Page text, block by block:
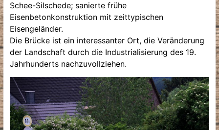
Schee-Silschede; sanierte frühe
Eisenbetonkonstruktion mit zeittypischen
Eisengeländer.
Die Brücke ist ein interessanter Ort, die Veränderung
der Landschaft durch die Industrialisierung des 19.
Jahrhunderts nachzuvollziehen.